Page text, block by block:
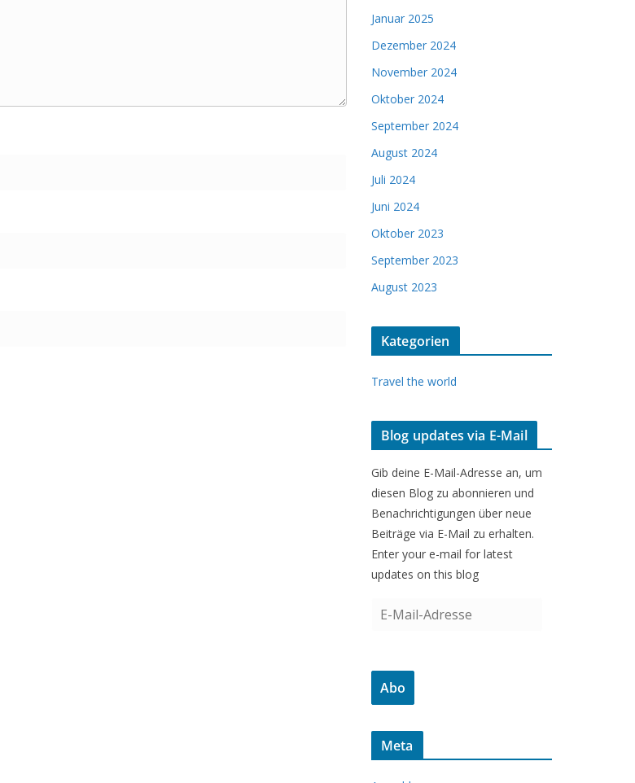
Januar 2025
Dezember 2024
November 2024
Oktober 2024
September 2024
August 2024
Juli 2024
Juni 2024
Oktober 2023
September 2023
August 2023
Kategorien
Travel the world
Blog updates via E-Mail
Gib deine E-Mail-Adresse an, um
diesen Blog zu abonnieren und
Benachrichtigungen über neue
Beiträge via E-Mail zu erhalten.
Enter your e-mail for latest
updates on this blog
a
l
-
Abo
Meta